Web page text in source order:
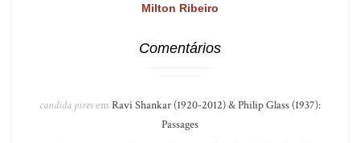
Milton Ribeiro
Comentários
candida piresem Ravi Shankar (1920-2012) & Philip Glass (1937):
Passages